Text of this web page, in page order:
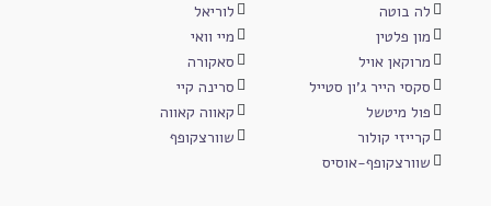
לה בוטה
לוריאל
מון פלטין
מיי וואי
מרוקאן אויל
סאקורה
סקסי הייר ג'ון סטייל
סרינה קיי
פול מיטשל
קאווה קאווה
קרייזי קולור
שוורצקופף
שוורצקופף-אוסיס